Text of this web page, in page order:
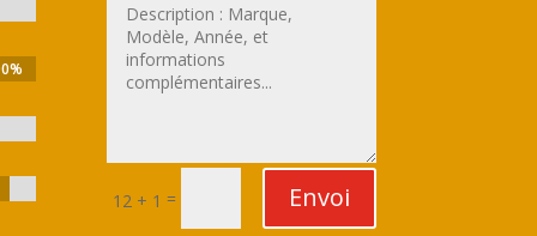
12 + 1 = Envoi